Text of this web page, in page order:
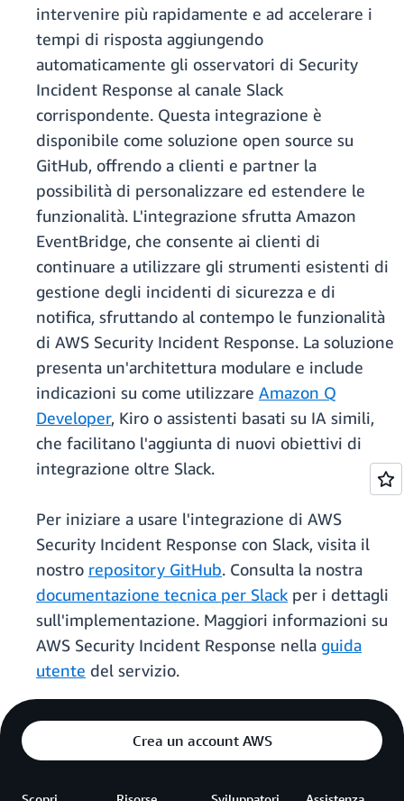
intervenire più rapidamente e ad accelerare i
tempi di risposta aggiungendo
automaticamente gli osservatori di Security
Incident Response al canale Slack
corrispondente. Questa integrazione è
disponibile come soluzione open source su
GitHub, offrendo a clienti e partner la
possibilità di personalizzare ed estendere le
funzionalità. L'integrazione sfrutta Amazon
EventBridge, che consente ai clienti di
continuare a utilizzare gli strumenti esistenti di
gestione degli incidenti di sicurezza e di
notifica, sfruttando al contempo le funzionalità
di AWS Security Incident Response. La soluzione
presenta un'architettura modulare e include
indicazioni su come utilizzare Amazon Q
Developer, Kiro o assistenti basati su IA simili,
che facilitano l'aggiunta di nuovi obiettivi di
integrazione oltre Slack.
Per iniziare a usare l'integrazione di AWS
Security Incident Response con Slack, visita il
nostro repository GitHub. Consulta la nostra
documentazione tecnica per Slack per i dettagli
sull'implementazione. Maggiori informazioni su
AWS Security Incident Response nella guida
utente del servizio.
Crea un account AWS